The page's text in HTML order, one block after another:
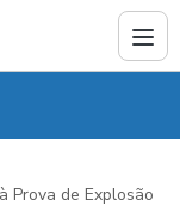
Prova de Explosão